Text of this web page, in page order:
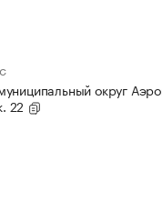
округ
22